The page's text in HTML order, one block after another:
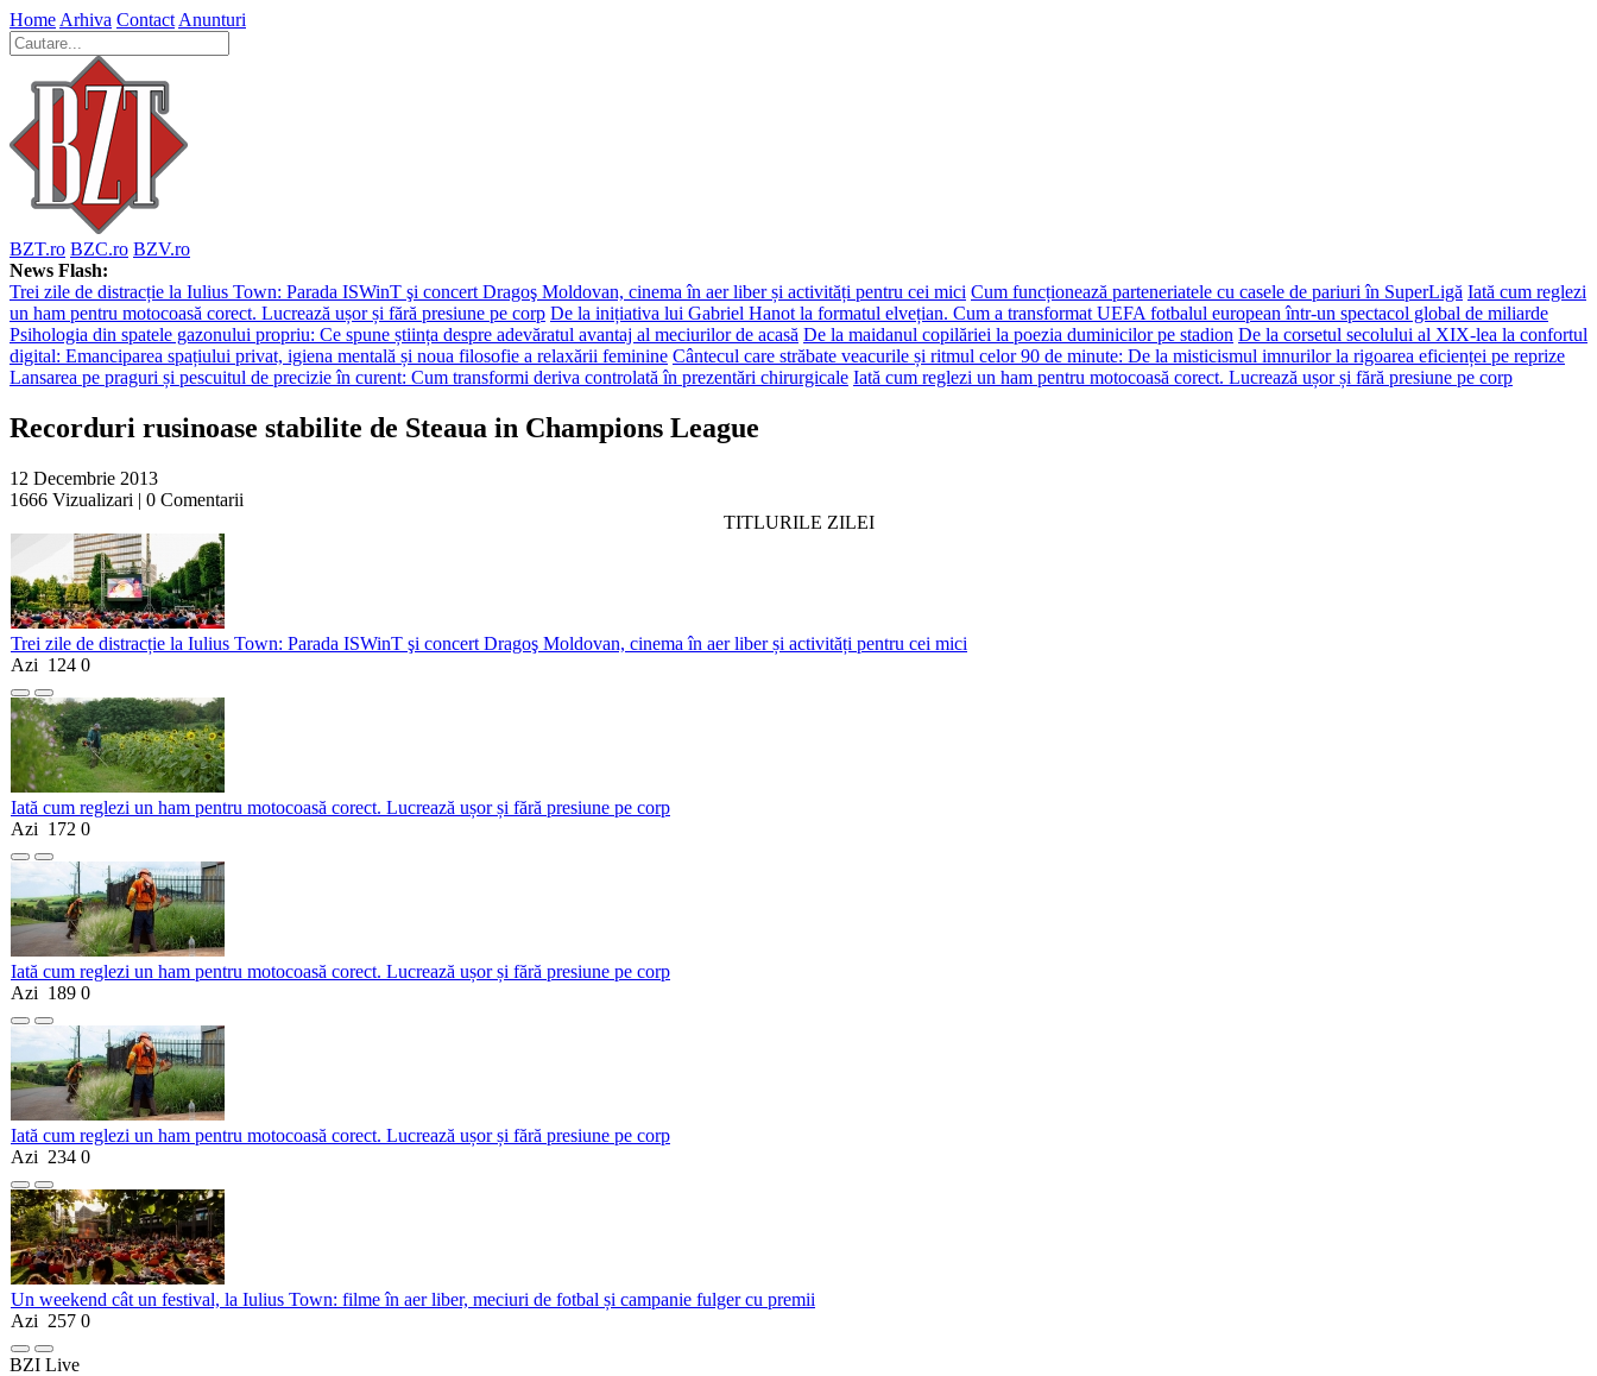
Home Arhiva Contact Anunturi
BZT.ro BZC.ro BZV.ro
News Flash:
Trei zile de distracție la Iulius Town: Parada ISWinT şi concert Dragoş Moldovan, cinema în aer liber și activități pentru cei mici Cum funcționează parteneriatele cu casele de pariuri în SuperLigă Iată cum reglezi
un ham pentru motocoasă corect. Lucrează ușor și fără presiune pe corp De la inițiativa lui Gabriel Hanot la formatul elvețian. Cum a transformat UEFA fotbalul european într-un spectacol global de miliarde
Psihologia din spatele gazonului propriu: Ce spune știința despre adevăratul avantaj al meciurilor de acasă De la maidanul copilăriei la poezia duminicilor pe stadion De la corsetul secolului al XIX-lea la confortul
digital: Emanciparea spațiului privat, igiena mentală și noua filosofie a relaxării feminine Cântecul care străbate veacurile și ritmul celor 90 de minute: De la misticismul imnurilor la rigoarea eficienței pe reprize
Lansarea pe praguri și pescuitul de precizie în curent: Cum transformi deriva controlată în prezentări chirurgicale Iată cum reglezi un ham pentru motocoasă corect. Lucrează ușor și fără presiune pe corp
Recorduri rusinoase stabilite de Steaua in Champions League
12 Decembrie 2013
1666 Vizualizari | 0 Comentarii
TITLURILE ZILEI
Trei zile de distracție la Iulius Town: Parada ISWinT şi concert Dragoş Moldovan, cinema în aer liber și activități pentru cei mici
Azi 124 0
Iată cum reglezi un ham pentru motocoasă corect. Lucrează ușor și fără presiune pe corp
Azi 172 0
Iată cum reglezi un ham pentru motocoasă corect. Lucrează ușor și fără presiune pe corp
Azi 189 0
Iată cum reglezi un ham pentru motocoasă corect. Lucrează ușor și fără presiune pe corp
Azi 234 0
Un weekend cât un festival, la Iulius Town: filme în aer liber, meciuri de fotbal și campanie fulger cu premii
Azi 257 0
BZI Live